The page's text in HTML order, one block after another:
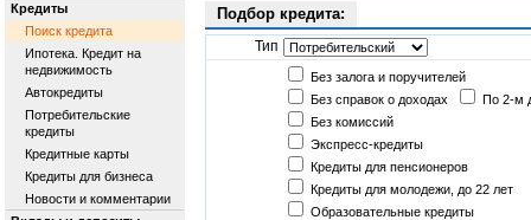
Кредиты
Поиск кредита
Ипотека. Кредит на
недвижимость
Автокредиты
Потребительские
кредиты
Кредитные карты
Кредиты для бизнеса
Новости и комментарии
Подбор кредита:
Тип
Без залога и поручителей
Без справок о доходах
По 2-м
Без комиссий
Экспресс-кредиты
Кредиты для пенсионеров
Кредиты для молодежи, до 22 лет
Образовательные кредиты